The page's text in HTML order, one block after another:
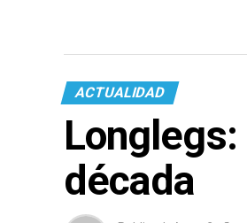
ACTUALIDAD
década